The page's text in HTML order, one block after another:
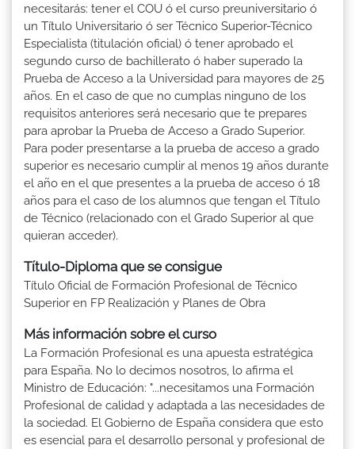
necesitarás: tener el COU ó el curso preuniversitario ó
un Título Universitario ó ser Técnico Superior-Técnico
Especialista (titulación oficial) ó tener aprobado el
segundo curso de bachillerato ó haber superado la
Prueba de Acceso a la Universidad para mayores de 25
años. En el caso de que no cumplas ninguno de los
requisitos anteriores será necesario que te prepares
para aprobar la Prueba de Acceso a Grado Superior.
Para poder presentarse a la prueba de acceso a grado
superior es necesario cumplir al menos 19 años durante
el año en el que presentes a la prueba de acceso ó 18
años para el caso de los alumnos que tengan el Título
de Técnico (relacionado con el Grado Superior al que
quieran acceder).
Título-Diploma que se consigue
Título Oficial de Formación Profesional de Técnico
Superior en FP Realización y Planes de Obra
Más información sobre el curso
La Formación Profesional es una apuesta estratégica
para España. No lo decimos nosotros, lo afirma el
Ministro de Educación: "...necesitamos una Formación
Profesional de calidad y adaptada a las necesidades de
la sociedad. El Gobierno de España considera que esto
es esencial para el desarrollo personal y profesional de